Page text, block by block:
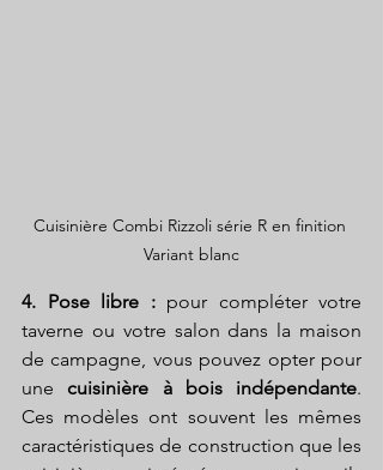
Cuisinière Combi Rizzoli série R en finition
Variant blanc
4. Pose libre : pour compléter votre
taverne ou votre salon dans la maison
de campagne, vous pouvez opter pour
une cuisinière à bois indépendante.
Ces modèles ont souvent les mêmes
caractéristiques de construction que les